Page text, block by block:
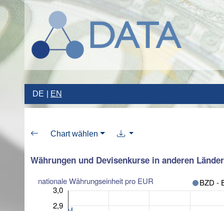
DE EN
Chart wählen
Währungen und Devisenkurse in anderen
nationale Währungseinheit pro EUR
2,9
3,0
BZD -